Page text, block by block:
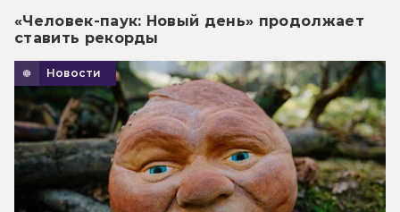
«Человек-паук: Новый день» продолжает
ставить рекорды
Новости